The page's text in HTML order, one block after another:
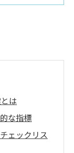
は
な指標
ェックリス